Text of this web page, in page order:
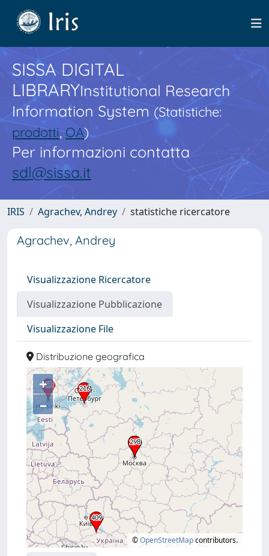
SISSA DIGITAL
LIBRARYInstitutional Research
Information System(Statistiche:
prodotti,OA)
Per informazioni contatta
sdl@sissa.it
IRIS Agrachev, Andrey statistiche ricercatore
Agrachev, Andrey
Visualizzazione Ricercatore
Visualizzazione Pubblicazione
Visualizzazione File
Distribuzione geografica
+
–
©OpenStreetMapcontributors.